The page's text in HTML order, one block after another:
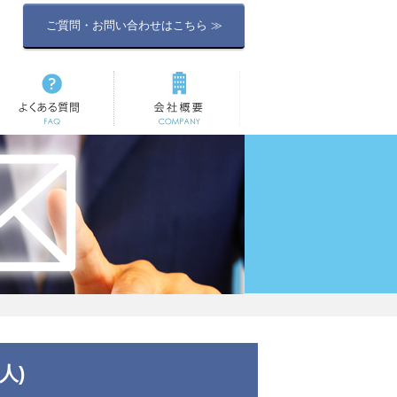
ご質問・お問い合わせはこちら ≫
よくある質問 会社概要
)